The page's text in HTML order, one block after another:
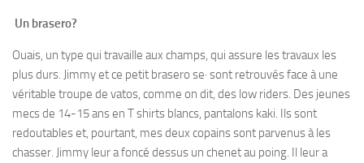
Un brasero?
Ouais, un type qui travaille aux champs, qui assure les travaux les
plus durs. Jimmy et ce petit brasero se· sont retrouvés face à une
véritable troupe de vatos, comme on dit, des low riders. Des jeunes
mecs de 14-15 ans en T shirts blancs, pantalons kaki. Ils sont
redoutables et, pourtant, mes deux copains sont parvenus à les
chasser. Jimmy leur a foncé dessus un chenet au poing. Il leur a